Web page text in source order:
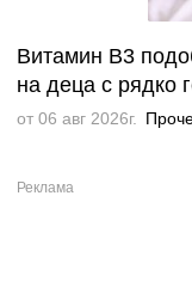
Витамин B3
на деца с рядко
от 06 авг 2026г.